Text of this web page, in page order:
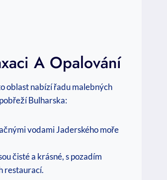
A Opalování
oblast nabízí řadu malebných
Bulharska:
vodami Jaderského moře
čisté a krásné, s pozadím
restaurací.